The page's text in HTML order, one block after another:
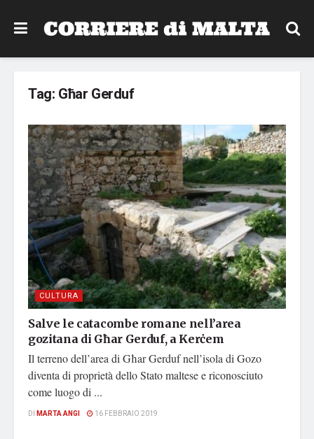
Tag: Għar Gerduf
CULTURA
Salve le catacombe romane nell’area
gozitana di Għar Gerduf, a Kerċem
Il terreno dell’area di Għar Gerduf nell’isola di Gozo
diventa di proprietà dello Stato maltese e riconosciuto
come luogo di ...
DI MARTA ANGI 16 FEBBRAIO 2019